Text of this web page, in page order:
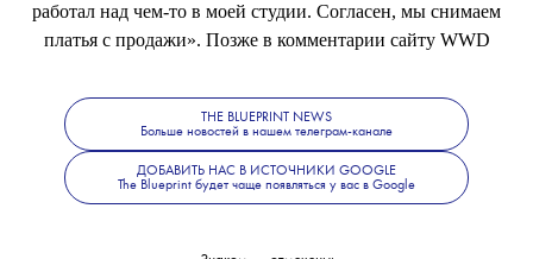
работал над чем-то в моей студии. Согласен, мы снимаем
платья с продажи». Позже в комментарии сайту WWD
контролировать каждый наряд, который создает его
команда.
THE BLUEPRINT NEWS
Больше новостей в нашем телеграм-канале
ДОБАВИТЬ НАС В ИСТОЧНИКИ GOOGLE
The Blueprint будет чаще появляться у вас в Google